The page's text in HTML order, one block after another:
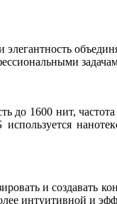
до 1600 нит,
и создавать
интуитивной и